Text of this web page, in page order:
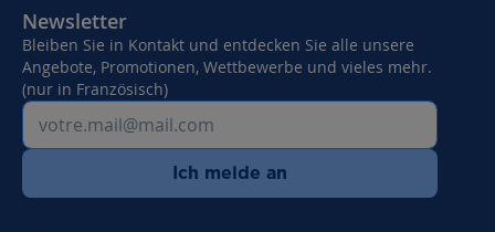
Newsletter
Bleiben Sie in Kontakt und entdecken Sie alle unsere
Angebote, Promotionen, Wettbewerbe und vieles mehr.
(nur in Französisch)
Ich melde an